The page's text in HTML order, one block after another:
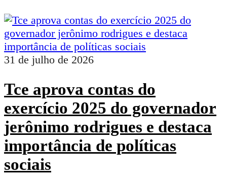
31 de julho de 2026
Tce aprova contas do
exercício 2025 do governador
jerônimo rodrigues e destaca
importância de políticas
sociais